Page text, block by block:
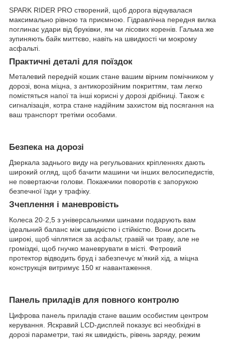
SPARK RIDER PRO створений, щоб дорога відчувалася
максимально рівною та приємною. Гідравлічна передня вилка
поглинає удари від бруківки, ям чи лісових коренів. Гальма же
зупиняють байк миттєво, навіть на швидкості чи мокрому
асфальті.
Практичні деталі для поїздок
Металевий передній кошик стане вашим вірним помічником у
дорозі, вона міцна, з антикорозійним покриттям, там легко
помістяться напої та інші корисні у дорозі дрібниці. Також є
сигналізація, котра стане надійним захистом від посягання на
ваш транспорт третіми особами.
Безпека на дорозі
Дзеркала заднього виду на регульованих кріпленнях дають
широкий огляд, щоб бачити машини чи інших велосипедистів,
не повертаючи голови. Покажчики поворотів є запорукою
безпечної їзди у трафіку.
Зчеплення і маневровість
Колеса 20·2,5 з універсальними шинами подарують вам
ідеальний баланс між швидкістю і стійкістю. Вони досить
широкі, щоб чіплятися за асфальт, гравій чи траву, але не
громіздкі, щоб гнучко маневрувати в місті. Фетровий
протектор відводить бруд і забезпечує м’який хід, а міцна
конструкція витримує 150 кг навантаження.
Панель приладів для повного контролю
Цифрова панель приладів стане вашим особистим центром
керування. Яскравий LCD-дисплей показує всі необхідні в
дорозі параметри, такі як швидкість, рівень заряду, режим